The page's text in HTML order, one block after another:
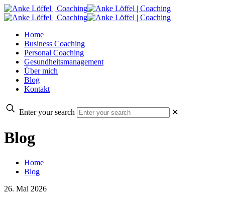
Home
Business Coaching
Personal Coaching
Gesundheitsmanagement
Über mich
Blog
Kontakt
Enter your search ✕
Blog
Home
Blog
26. Mai 2026